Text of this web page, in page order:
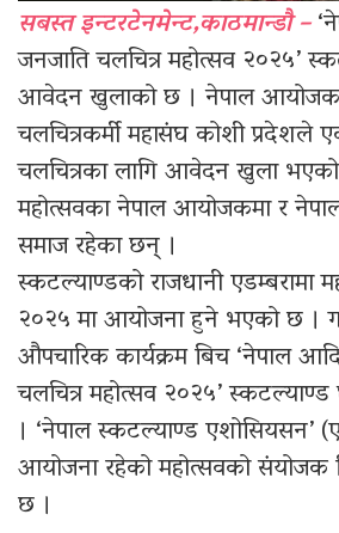
सबस्त इन्टरटेनमेन्ट,काठमान्डौ –
जनजाति चलचित्र महोत्सव २०२५’
आवेदन खुलाको छ । नेपाल आयोजक
चलचित्रकर्मी महासंघ कोशी प्रदेशले
चलचित्रका लागि आवेदन खुला
महोत्सवका नेपाल आयोजकमा र
समाज रहेका छन् ।
स्कटल्याण्डको राजधानी एडम्बरामा
२०२५ मा आयोजना हुने भएको छ ।
औपचारिक कार्यक्रम बिच ‘नेपाल
चलचित्र महोत्सव २०२५’
। ‘नेपाल स्कटल्याण्ड एशोसियसन’
आयोजना रहेको महोत्सवको
छ ।